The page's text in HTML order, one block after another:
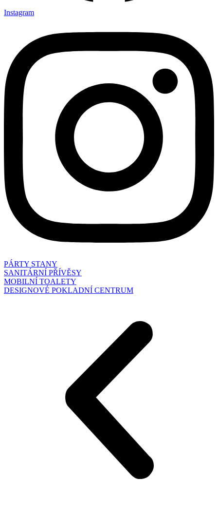
Instagram
PÁRTY STANY
SANITÁRNÍ PŘÍVĚSY
MOBILNÍ TOALETY
DESIGNOVÉ POKLADNÍ CENTRUM